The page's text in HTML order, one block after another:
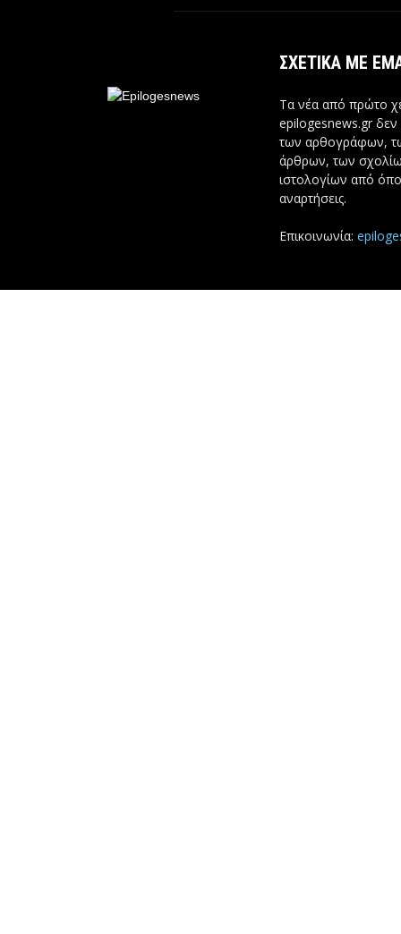
ΣΧΕΤΙΚΆ ΜΕ
Τα νέα από πρώτο
epilogesnews.gr δεν
των αρθογράφων,
άρθρων, των
ιστολογίων από
αναρτήσεις.
Επικοινωνία: